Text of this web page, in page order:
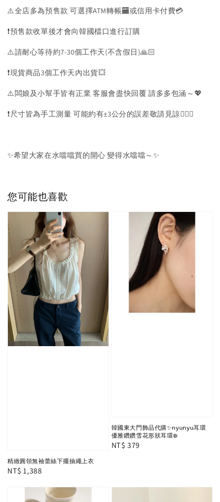
⚠️全店多為預售款 可選擇ATM轉帳🏧或信用卡付費💳
❗️預售款收單後才會向韓國檔口進行訂購
⚠️請耐心等待約7-30個工作天(不含假日)🙏🏻
❗️現貨商品3個工作天內出貨💥
⚠️闆娘及小幫手皆有正業 客服會盡快回覆 請多多包涵～💖
❗️尺寸皆為手工測量 可能約有±3公分的誤差敬請見諒🙇🏻‍♀️
✨希望大家在水噹噹買的開心 變得水噹噹～✨
您可能也喜歡
精緻圓領無袖蕾絲下擺抽繩上衣
Regular
NT$ 1,388
韓國東大門飾品代購✨nyunyu耳環
優雅鑽鑽雪花形狀耳環❄️
Regular
NT$ 379